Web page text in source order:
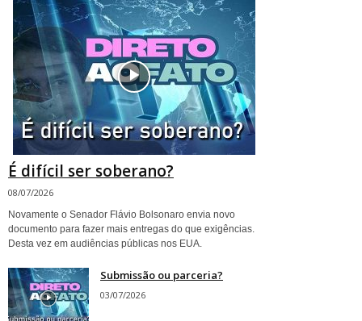
É difícil ser soberano?
08/07/2026
Novamente o Senador Flávio Bolsonaro envia novo
documento para fazer mais entregas do que exigências.
Desta vez em audiências públicas nos EUA.
Submissão ou parceria?
03/07/2026